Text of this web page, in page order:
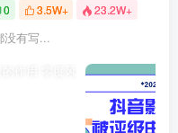
0 3.5W+ 23.2W+
没有写...